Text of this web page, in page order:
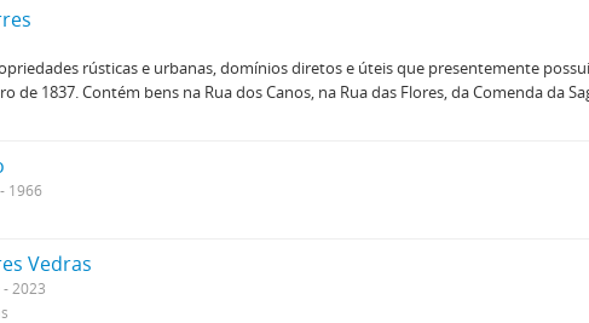
rústicas e urbanas, domínios diretos e úteis que presentemente
de 1837. Contém bens na Rua dos Canos, na Rua das Flores, da Comenda da
1966
Vedras
- 2023